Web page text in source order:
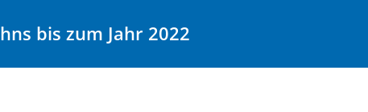
bis zum Jahr 2022